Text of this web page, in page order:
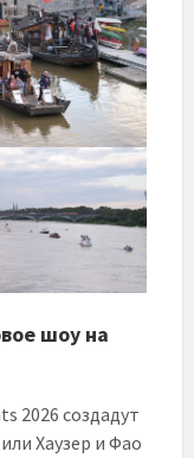
шоу на
2026 создадут
Хаузер и Фао